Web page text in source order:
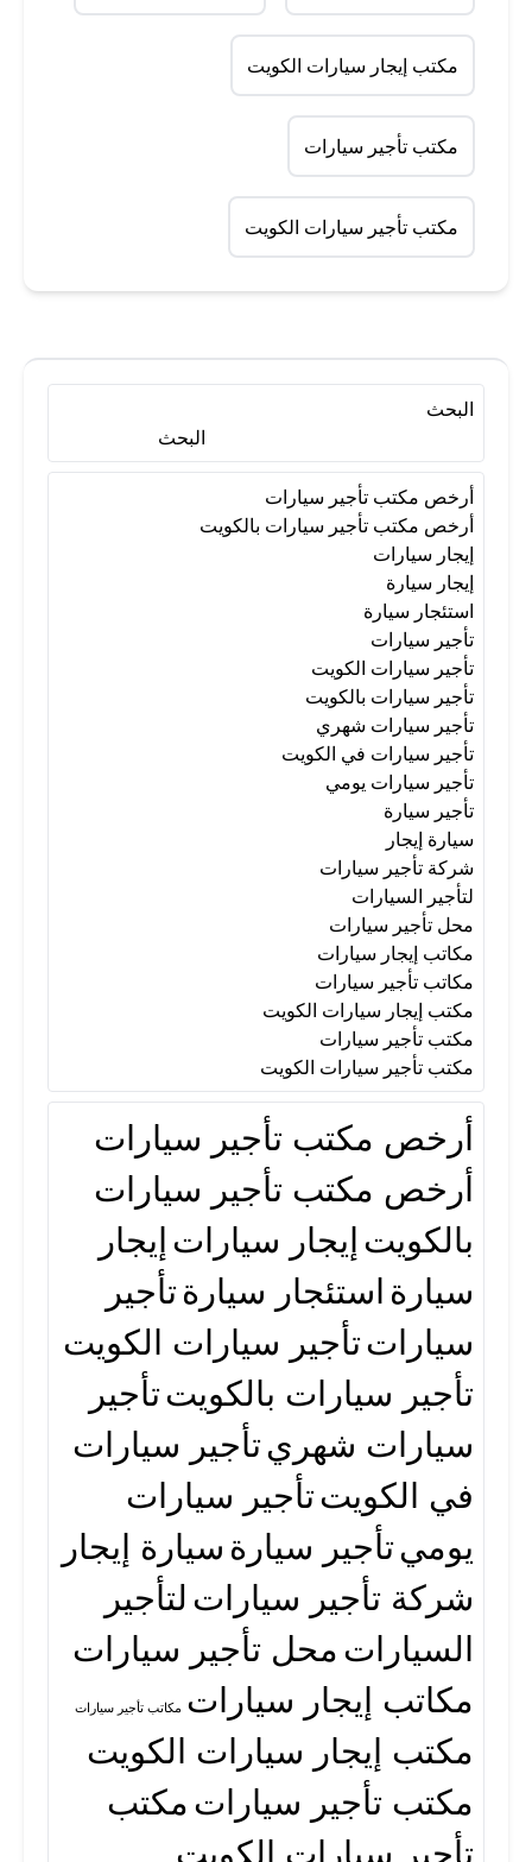
مكتب إيجار سيارات الكويت
مكتب تأجير سيارات
مكتب تأجير سيارات الكويت
البحث
البحث
أرخص مكتب تأجير سيارات
أرخص مكتب تأجير سيارات بالكويت
إيجار سيارات
إيجار سيارة
استئجار سيارة
تأجير سيارات
تأجير سيارات الكويت
تأجير سيارات بالكويت
تأجير سيارات شهري
تأجير سيارات في الكويت
تأجير سيارات يومي
تأجير سيارة
سيارة إيجار
شركة تأجير سيارات
لتأجير السيارات
محل تأجير سيارات
مكاتب إيجار سيارات
مكاتب تأجير سيارات
مكتب إيجار سيارات الكويت
مكتب تأجير سيارات
مكتب تأجير سيارات الكويت
أرخص مكتب تأجير سيارات
أرخص مكتب تأجير سيارات
بالكويتإيجار سياراتإيجار
سيارة استئجار سيارةتأجير
سياراتتأجير سيارات الكويت
تأجير سيارات بالكويتتأجير
سيارات شهريتأجير سيارات
في الكويتتأجير سيارات
يوميتأجير سيارة سيارة إيجار
شركة تأجير سياراتلتأجير
السياراتمحل تأجير سيارات
مكاتب إيجار سيارات مكاتب تأجير سيارات
مكتب إيجار سيارات الكويت
مكتب تأجير سياراتمكتب
تأجير سيارات الكويت